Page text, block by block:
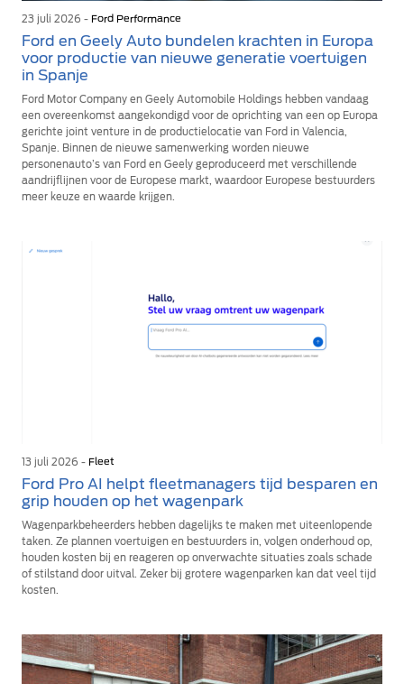
23 juli 2026 - Ford Performance
Ford en Geely Auto bundelen krachten in Europa
voor productie van nieuwe generatie voertuigen
in Spanje
Ford Motor Company en Geely Automobile Holdings hebben vandaag
een overeenkomst aangekondigd voor de oprichting van een op Europa
gerichte joint venture in de productielocatie van Ford in Valencia,
Spanje. Binnen de nieuwe samenwerking worden nieuwe
personenauto’s van Ford en Geely geproduceerd met verschillende
aandrijflijnen voor de Europese markt, waardoor Europese bestuurders
meer keuze en waarde krijgen.
13 juli 2026 - Fleet
Ford Pro AI helpt fleetmanagers tijd besparen en
grip houden op het wagenpark
Wagenparkbeheerders hebben dagelijks te maken met uiteenlopende
taken. Ze plannen voertuigen en bestuurders in, volgen onderhoud op,
houden kosten bij en reageren op onverwachte situaties zoals schade
of stilstand door uitval. Zeker bij grotere wagenparken kan dat veel tijd
kosten.